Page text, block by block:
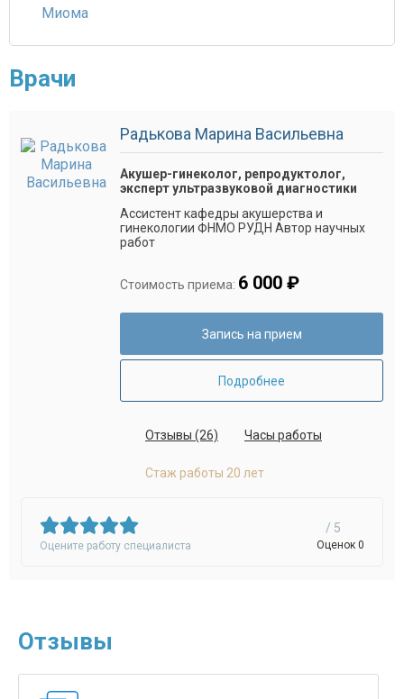
Миома
Врачи
Радькова Марина Васильевна
Акушер-гинеколог, репродуктолог,
эксперт ультразвуковой диагностики
Ассистент кафедры акушерства и
гинекологии ФНМО РУДН Автор научных
работ
Стоимость приема: 6 000 ₽
Запись на прием
Подробнее
Отзывы (26) Часы работы
Стаж работы 20 лет
Оцените работу специалиста
/ 5
Оценок 0
Отзывы